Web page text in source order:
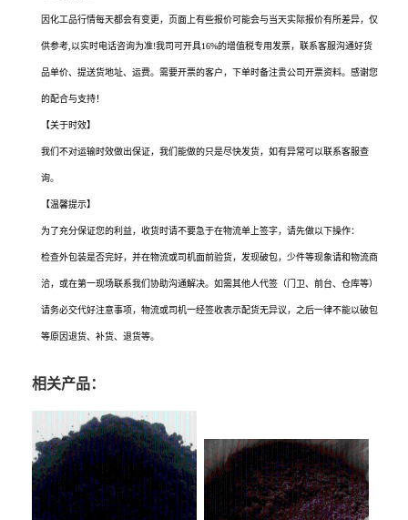
因化工品行情每天都会有变更，页面上有些报价可能会与当天实际报价有所差异，仅
供参考,以实时电话咨询为准!我司可开具16%的增值税专用发票，联系客服沟通好货
品单价、提送货地址、运费。需要开票的客户，下单时备注贵公司开票资料。感谢您
的配合与支持！
【关于时效】
我们不对运输时效做出保证，我们能做的只是尽快发货，如有异常可以联系客服查
询。
【温馨提示】
为了充分保证您的利益，收货时请不要急于在物流单上签字，请先做以下操作：
检查外包装是否完好，并在物流或司机面前验货，发现破包，少件等现象请和物流商
洽，或在第一现场联系我们协助沟通解决。如需其他人代签（门卫、前台、仓库等）
请务必交代好注意事项，物流或司机一经签收表示配货无异议，之后一律不能以破包
等原因退货、补货、退货等。
相关产品：